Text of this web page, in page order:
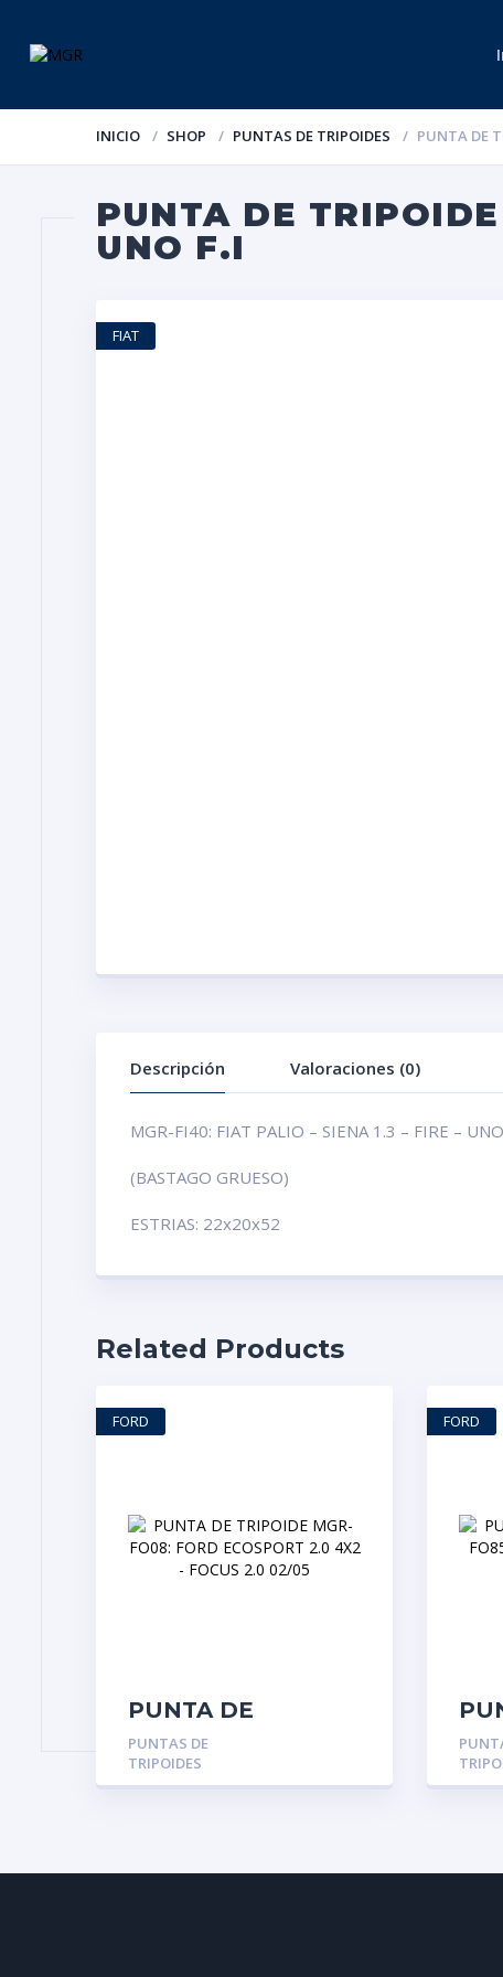
INICIO SHOP PUNTAS DE TRIPOIDES PUNTA DE
PUNTA DE
UNO F.I
FIAT
Descripción Valoraciones (0)
MGR-FI40: FIAT PALIO – SIENA 1.3 – FIRE –
(BASTAGO GRUESO)
ESTRIAS: 22x20x52
Related Products
PUNTA DE
TRIPOIDE MGR-
FO08: FORD
ECOSPORT 2.0 4X2
PUNTAS DE
TRIPOIDES
FORD FORD